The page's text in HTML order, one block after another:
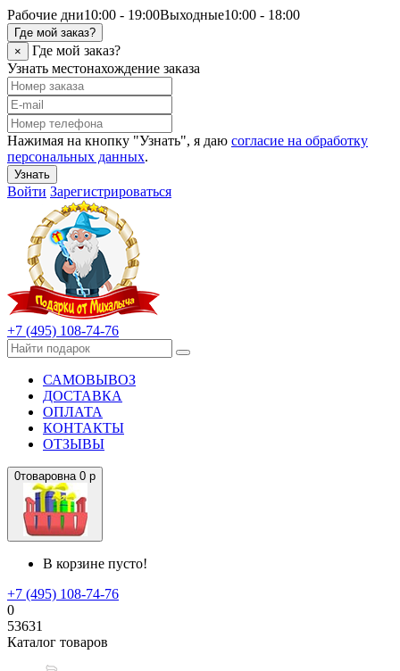
Рабочие дни10:00 - 19:00Выходные10:00 - 18:00
Где мой заказ?
×
Где мой заказ?
Узнать местонахождение заказа
Нажимая на кнопку "Узнать", я даю согласие на обработку
персональных данных.
Узнать
Войти Зарегистрироваться
+7 (495) 108-74-76
САМОВЫВОЗ
ДОСТАВКА
ОПЛАТА
КОНТАКТЫ
ОТЗЫВЫ
0товаровна 0 р
В корзине пусто!
+7 (495) 108-74-76
0
53631
Каталог товаров